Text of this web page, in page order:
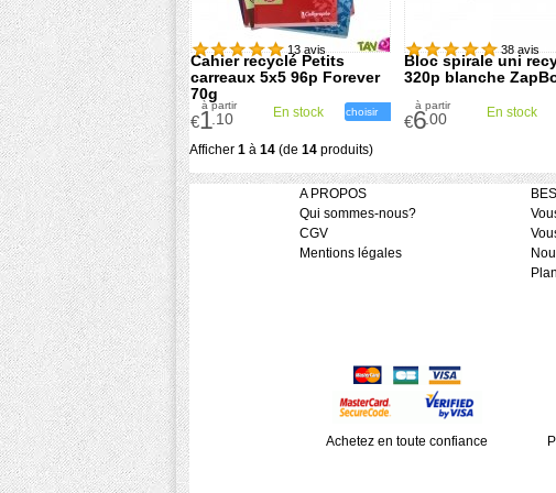
Cahier recyclé Petits
carreaux 5x5 96p Forever
70g
à partir
€1 .10 En stock choisir
13 avis
Bloc spirale uni
320p blanche
à partir
€6.00 En stock
38 avis
Afficher 1 à 14 (de 14 produits)
A PROPOS
Qui sommes-nous?
CGV
Mentions légales
Achetez en toute confiance